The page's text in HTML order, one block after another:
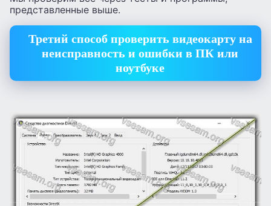
представленные выше.
Третий способ проверить видеокарту на
неисправность и ошибки в ПК или
ноутбуке